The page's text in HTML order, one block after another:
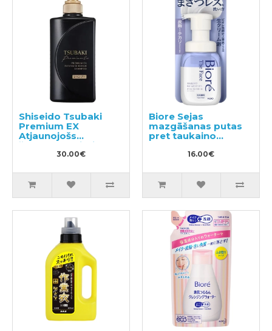
Shiseido Tsubaki
Premium EX
Atjaunojošs
šampūns bojātiem
matiem 490ml
30.00€
Biore Sejas
mazgāšanas putas
pret taukaino
16.00€